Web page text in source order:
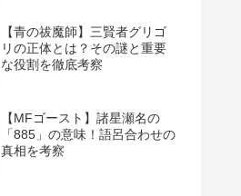
【青の祓魔師】三賢者グリゴ
リの正体とは？その謎と重要
な役割を徹底考察
【MFゴースト】諸星瀬名の
「885」の意味！語呂合わせの
真相を考察